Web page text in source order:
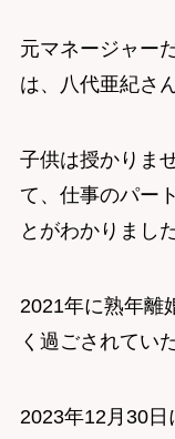
元マネージャー
は、八代亜紀さ
子供は授かりま
て、仕事のパー
とがわかりました
2021年に熟年離
く過ごされてい
2023年12月30